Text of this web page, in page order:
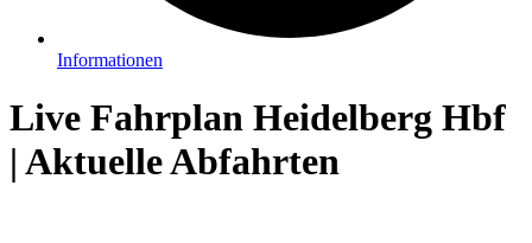
Informationen
Live Fahrplan Heidelberg Hbf
| Aktuelle Abfahrten